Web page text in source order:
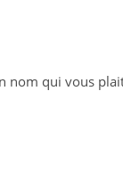
nom qui vous